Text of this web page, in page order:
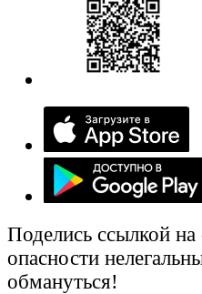
Поделись ссылкой
опасности
обмануться!